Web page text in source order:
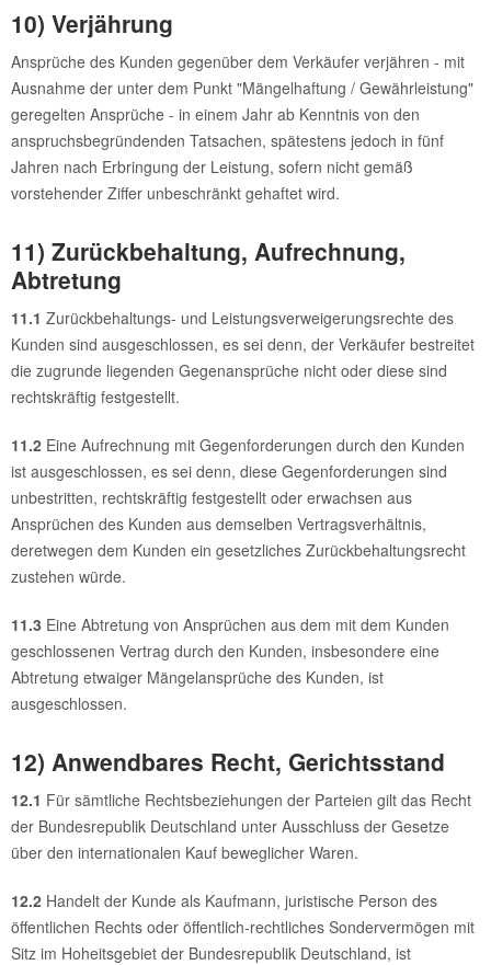
10) Verjährung
Ansprüche des Kunden gegenüber dem Verkäufer verjähren - mit
Ausnahme der unter dem Punkt "Mängelhaftung / Gewährleistung"
geregelten Ansprüche - in einem Jahr ab Kenntnis von den
anspruchsbegründenden Tatsachen, spätestens jedoch in fünf
Jahren nach Erbringung der Leistung, sofern nicht gemäß
vorstehender Ziffer unbeschränkt gehaftet wird.
11) Zurückbehaltung, Aufrechnung,
Abtretung
11.1 Zurückbehaltungs- und Leistungsverweigerungsrechte des
Kunden sind ausgeschlossen, es sei denn, der Verkäufer bestreitet
die zugrunde liegenden Gegenansprüche nicht oder diese sind
rechtskräftig festgestellt.
11.2 Eine Aufrechnung mit Gegenforderungen durch den Kunden
ist ausgeschlossen, es sei denn, diese Gegenforderungen sind
unbestritten, rechtskräftig festgestellt oder erwachsen aus
Ansprüchen des Kunden aus demselben Vertragsverhältnis,
deretwegen dem Kunden ein gesetzliches Zurückbehaltungsrecht
zustehen würde.
11.3 Eine Abtretung von Ansprüchen aus dem mit dem Kunden
geschlossenen Vertrag durch den Kunden, insbesondere eine
Abtretung etwaiger Mängelansprüche des Kunden, ist
ausgeschlossen.
12) Anwendbares Recht, Gerichtsstand
12.1 Für sämtliche Rechtsbeziehungen der Parteien gilt das Recht
der Bundesrepublik Deutschland unter Ausschluss der Gesetze
über den internationalen Kauf beweglicher Waren.
12.2 Handelt der Kunde als Kaufmann, juristische Person des
öffentlichen Rechts oder öffentlich-rechtliches Sondervermögen mit
Sitz im Hoheitsgebiet der Bundesrepublik Deutschland, ist